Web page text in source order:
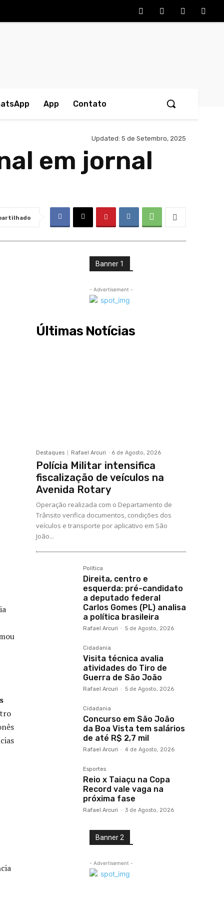
App Contato
Updated: 5 de Setembro, 2025
em jornal
Banner 1
- Advertisement -
Últimas Notícias
Destaques Rafael Arcuri - 6 de Agosto, 2026
Polícia Militar intensifica
fiscalização de veículos na
Avenida Rotary
Operação realizada com o Departamento de
Trânsito verifica documentos, condições dos
veículos e transporte por aplicativo em São
João...
Política
Direita, centro e
esquerda: pré-candidato
a deputado federal
Carlos Gomes (PL) analisa
a política brasileira
Rafael Arcuri - 5 de Agosto, 2026
Cidadania
Visita técnica avalia
atividades do Tiro de
Guerra de São João
Rafael Arcuri - 5 de Agosto, 2026
Cidadania
Concurso em São João
da Boa Vista tem salários
de até R$ 2,7 mil
Rafael Arcuri - 4 de Agosto, 2026
Esportes
Reio x Taiaçu na Copa
Record vale vaga na
próxima fase
Rafael Arcuri - 3 de Agosto, 2026
Banner 2
- Advertisement -